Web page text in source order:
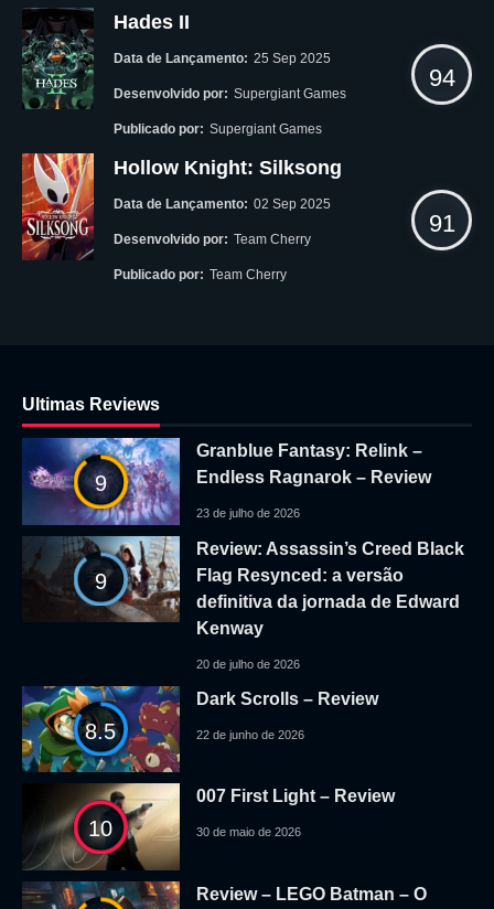
Hades II
Data de Lançamento: 25 Sep 2025
Desenvolvido por: Supergiant Games
Publicado por: Supergiant Games
94
Hollow Knight: Silksong
Data de Lançamento: 02 Sep 2025
Desenvolvido por: Team Cherry
Publicado por: Team Cherry
91
Ultimas Reviews
9
Granblue Fantasy: Relink –
Endless Ragnarok – Review
23 de julho de 2026
9
Review: Assassin’s Creed Black
Flag Resynced: a versão
definitiva da jornada de Edward
Kenway
20 de julho de 2026
8.5
Dark Scrolls – Review
22 de junho de 2026
10
007 First Light – Review
30 de maio de 2026
Review – LEGO Batman – O